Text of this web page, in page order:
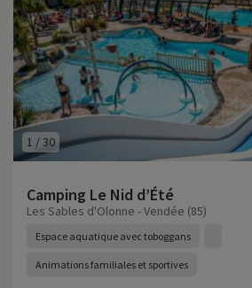
1 /30
Camping Le Nid d’Été
Les Sables d'Olonne - Vendée (85)
Espace aquatique avec toboggans
Animations familiales et sportives